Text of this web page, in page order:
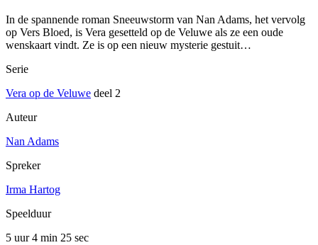
In de spannende roman Sneeuwstorm van Nan Adams, het vervolg
op Vers Bloed, is Vera gesetteld op de Veluwe als ze een oude
wenskaart vindt. Ze is op een nieuw mysterie gestuit…
Serie
Vera op de Veluwe deel 2
Auteur
Nan Adams
Spreker
Irma Hartog
Speelduur
5 uur 4 min 25 sec